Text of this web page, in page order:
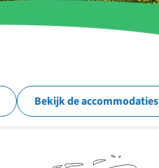
Bekijk de accommodaties